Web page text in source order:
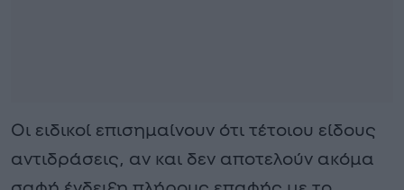
Οι ειδικοί επισημαίνουν ότι τέτοιου είδους
αντιδράσεις, αν και δεν αποτελούν ακόμα